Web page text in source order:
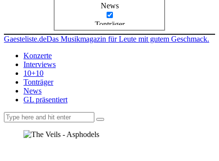
News
Tonträger
Gaesteliste.deDas Musikmagazin für Leute mit gutem Geschmack.
Konzerte
Interviews
10+10
Tonträger
News
GL präsentiert